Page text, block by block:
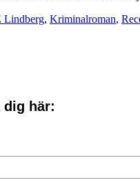
Lindberg, Kriminalroman,
dig här: